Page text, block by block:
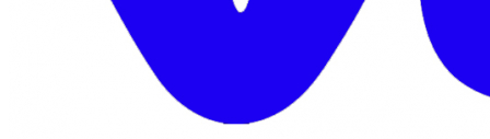
Сушилки для рук высокоскоростные
Электрополотенце
Уборочная техника
Подметальные машины
Пылесосы для опасной пыли
Пылесосы для сухой и влажной уборки
Пылесосы для сухой уборки